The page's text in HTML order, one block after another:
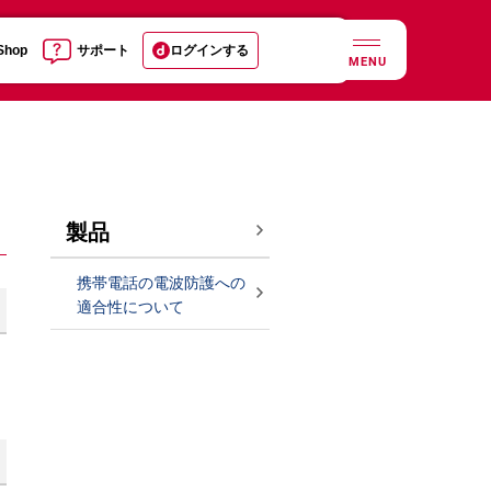
サポート ログインする
MENU
製品
携帯電話の電波防護への
適合性について